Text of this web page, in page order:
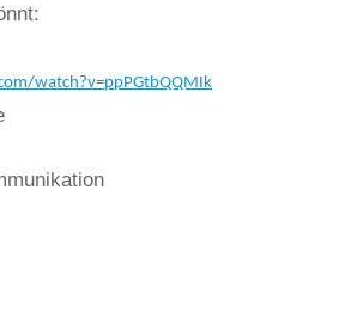
watch?v=ppPGtbQQMIk